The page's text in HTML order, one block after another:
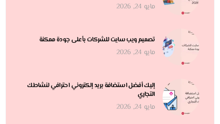
مايو 24, 2026
تصميم ويب سايت للشركات بأعلى جودة ممكنة
مايو 24, 2026
إليك أفضل استضافة بريد إلكتروني احترافي لنشاطك
التجاري
مايو 24, 2026